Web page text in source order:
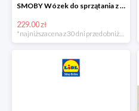
SMOBY Wózek do sprzątania z odkurzaczem
229.00 zł